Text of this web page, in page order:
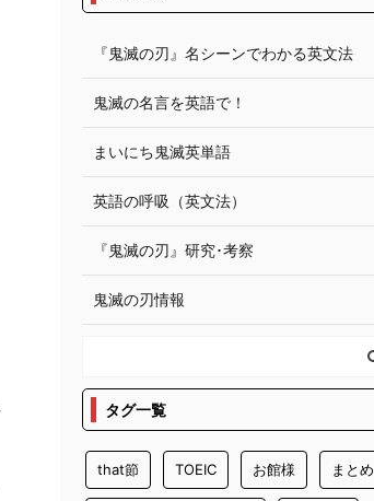
『鬼滅の刃』名シーンでわかる英文法
鬼滅の名言を英語で！
まいにち鬼滅英単語
英語の呼吸（英文法）
『鬼滅の刃』研究･考察
鬼滅の刃情報
タグ一覧
that節 TOEIC お館様 まとめ